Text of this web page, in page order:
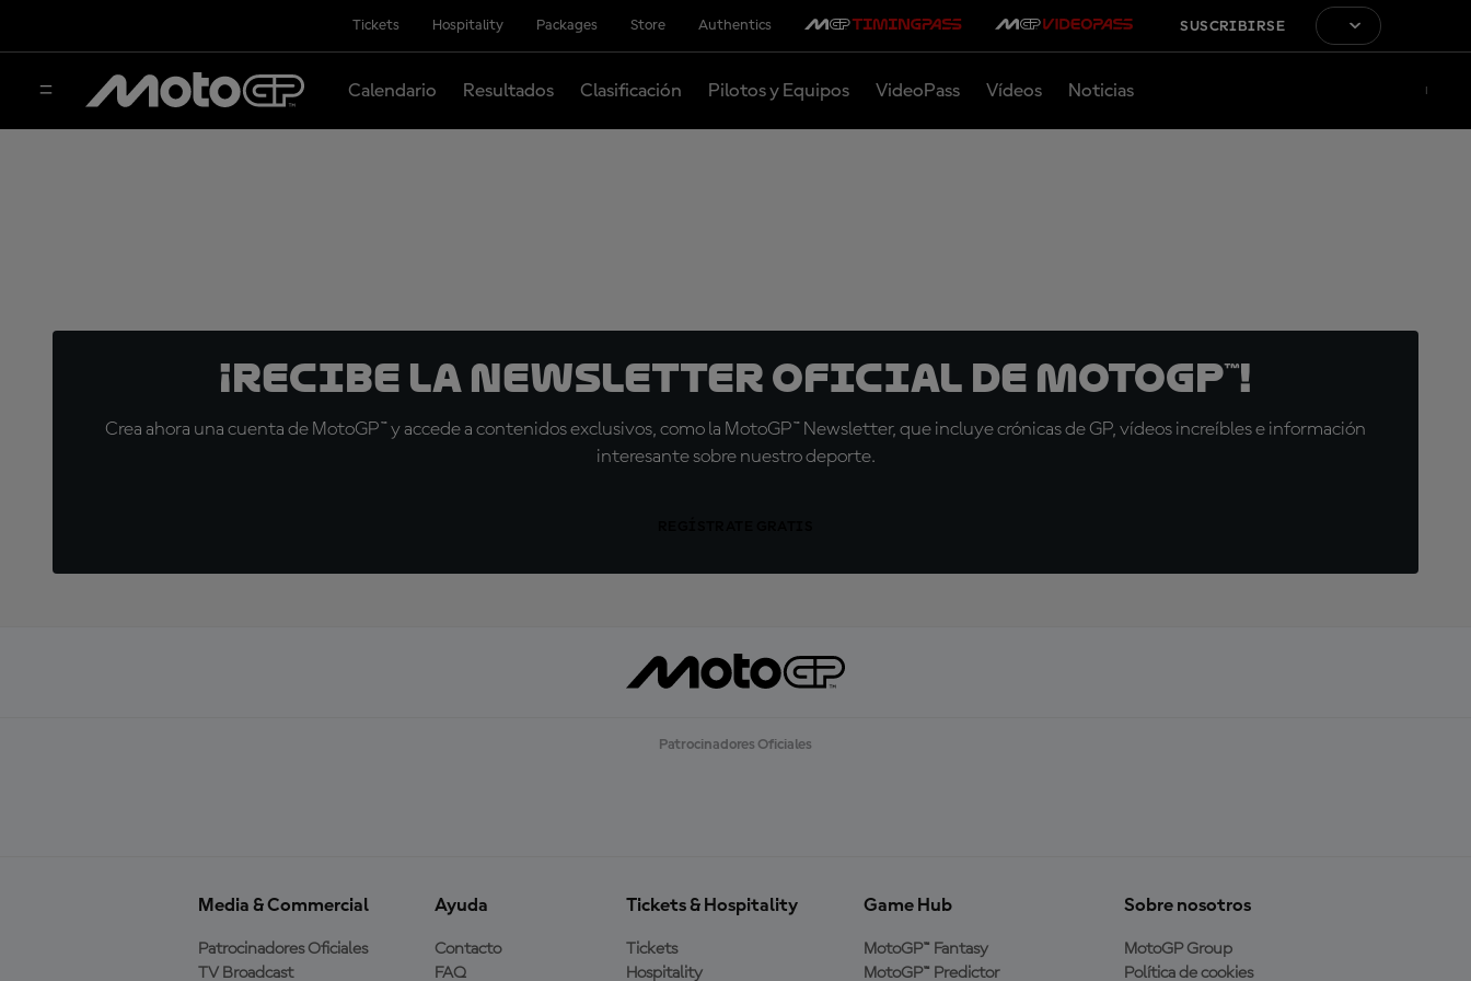
Tickets Hospitality Packages Store Authentics SUSCRIBIRSE
Calendario Resultados Clasificación Pilotos y Equipos VideoPass Vídeos Noticias
¡Recibe la Newsletter oficial de MotoGP™!
Crea ahora una cuenta de MotoGP™ y accede a contenidos exclusivos, como la MotoGP™ Newsletter, que incluye crónicas de GP, vídeos increíbles e información
interesante sobre nuestro deporte.
Patrocinadores Oficiales
Media & Commercial
Patrocinadores Oficiales
TV Broadcast
Ayuda
Contacto
FAQ
Tickets & Hospitality
Tickets
Hospitality
Game Hub
MotoGP™ Fantasy
MotoGP™ Predictor
Sobre nosotros
MotoGP Group
Política de cookies